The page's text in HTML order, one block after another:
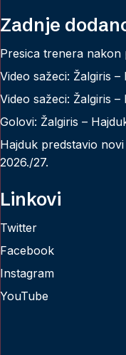
Zadnje
Presica trenera nakon
Video sažeci: Žalgiris
Video sažeci: Žalgiris
Golovi: Žalgiris –
Hajduk predstavio
2026./27.
Linkovi
Twitter
Facebook
Instagram
YouTube